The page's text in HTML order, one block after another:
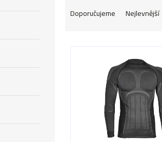
Doporučujeme Nejlevnější